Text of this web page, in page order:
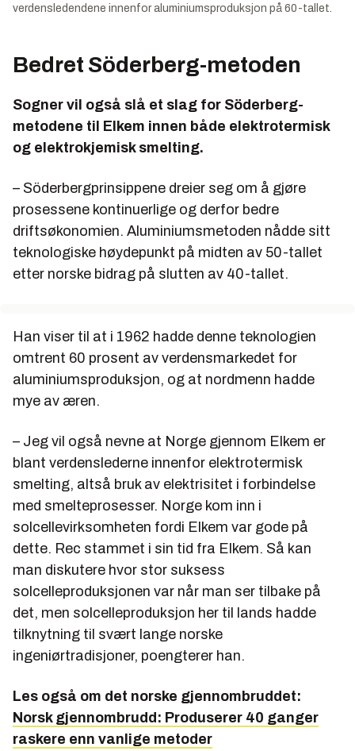
verdensledendene innenfor aluminiumsproduksjon på 60-tallet.
Bedret Söderberg-metoden
Sogner vil også slå et slag for Söderberg-
metodene til Elkem innen både elektrotermisk
og elektrokjemisk smelting.
– Söderbergprinsippene dreier seg om å gjøre
prosessene kontinuerlige og derfor bedre
driftsøkonomien. Aluminiumsmetoden nådde sitt
teknologiske høydepunkt på midten av 50-tallet
etter norske bidrag på slutten av 40-tallet.
Han viser til at i 1962 hadde denne teknologien
omtrent 60 prosent av verdensmarkedet for
aluminiumsproduksjon, og at nordmenn hadde
mye av æren.
– Jeg vil også nevne at Norge gjennom Elkem er
blant verdenslederne innenfor elektrotermisk
smelting, altså bruk av elektrisitet i forbindelse
med smelteprosesser. Norge kom inn i
solcellevirksomheten fordi Elkem var gode på
dette. Rec stammet i sin tid fra Elkem. Så kan
man diskutere hvor stor suksess
solcelleproduksjonen var når man ser tilbake på
det, men solcelleproduksjon her til lands hadde
tilknytning til svært lange norske
ingeniørtradisjoner, poengterer han.
Les også om det norske gjennombruddet:
Norsk gjennombrudd: Produserer 40 ganger
raskere enn vanlige metoder